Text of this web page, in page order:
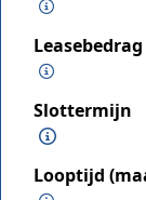
Leasebedrag
Slottermijn
Looptijd